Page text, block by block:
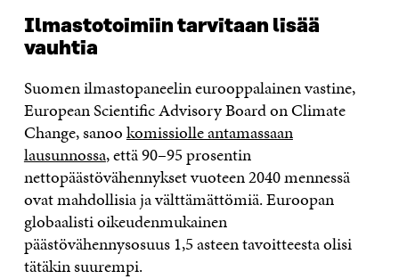
Ilmastotoimiin tarvitaan lisää
vauhtia
Suomen ilmastopaneelin eurooppalainen vastine,
European Scientific Advisory Board on Climate
Change, sanookomissiolle antamassaan
lausunnossa, että 90–95 prosentin
nettopäästövähennykset vuoteen 2040 mennessä
ovat mahdollisia ja välttämättömiä. Euroopan
globaalisti oikeudenmukainen
päästövähennysosuus 1,5 asteen tavoitteesta olisi
tätäkin suurempi.